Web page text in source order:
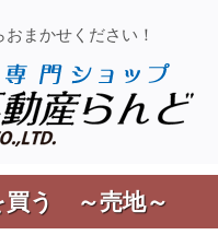
まかせください！
買う ～売地～